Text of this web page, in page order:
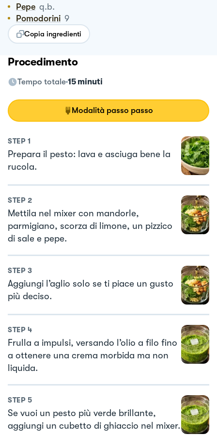
Pepe q.b.
Pomodorini 9
Copia ingredienti
Procedimento
Tempo totale 15 minuti
Modalità passo passo
STEP 1
Prepara il pesto: lava e asciuga bene la
rucola.
STEP 2
Mettila nel mixer con mandorle,
parmigiano, scorza di limone, un pizzico
di sale e pepe.
STEP 3
Aggiungi l’aglio solo se ti piace un gusto
più deciso.
STEP 4
Frulla a impulsi, versando l’olio a filo fino
a ottenere una crema morbida ma non
liquida.
STEP 5
Se vuoi un pesto più verde brillante,
aggiungi un cubetto di ghiaccio nel mixer.